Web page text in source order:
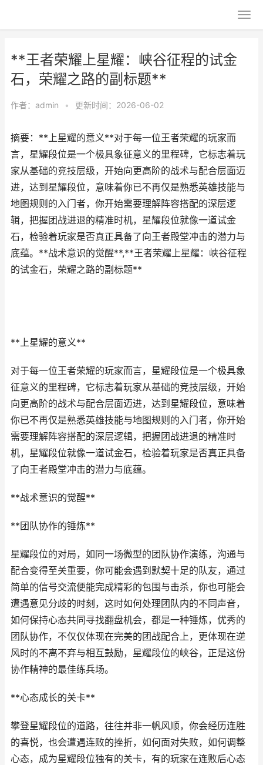
**王者荣耀上星耀：峡谷征程的试金
石，荣耀之路的副标题**
作者： admin • 更新时间：2026-06-02
摘要：**上星耀的意义**对于每一位王者荣耀的玩家而
言，星耀段位是一个极具象征意义的里程碑，它标志着玩
家从基础的竞技层级，开始向更高阶的战术与配合层面迈
进，达到星耀段位，意味着你已不再仅是熟悉英雄技能与
地图规则的入门者，你开始需要理解阵容搭配的深层逻
辑，把握团战进退的精准时机，星耀段位就像一道试金
石，检验着玩家是否真正具备了向王者殿堂冲击的潜力与
底蕴。**战术意识的觉醒**,**王者荣耀上星耀：峡谷征程
的试金石，荣耀之路的副标题**
**上星耀的意义**
对于每一位王者荣耀的玩家而言，星耀段位是一个极具象
征意义的里程碑，它标志着玩家从基础的竞技层级，开始
向更高阶的战术与配合层面迈进，达到星耀段位，意味着
你已不再仅是熟悉英雄技能与地图规则的入门者，你开始
需要理解阵容搭配的深层逻辑，把握团战进退的精准时
机，星耀段位就像一道试金石，检验着玩家是否真正具备
了向王者殿堂冲击的潜力与底蕴。
**战术意识的觉醒**
**团队协作的锤炼**
星耀段位的对局，如同一场微型的团队协作演练，沟通与
配合变得至关重要，你可能会遇到默契十足的队友，通过
简单的信号交流便能完成精彩的包围与击杀，你也可能会
遭遇意见分歧的时刻，这时如何处理团队内的不同声音，
如何保持心态共同寻找翻盘机会，都是一种锤炼，优秀的
团队协作，不仅仅体现在完美的团战配合上，更体现在逆
风时的不离不弃与相互鼓励，星耀段位的峡谷，正是这份
协作精神的最佳练兵场。
**心态成长的关卡**
攀登星耀段位的道路，往往并非一帆风顺，你会经历连胜
的喜悦，也会遭遇连败的挫折，如何面对失败，如何调整
心态，成为星耀段位独有的关卡，有的玩家在连败后心态